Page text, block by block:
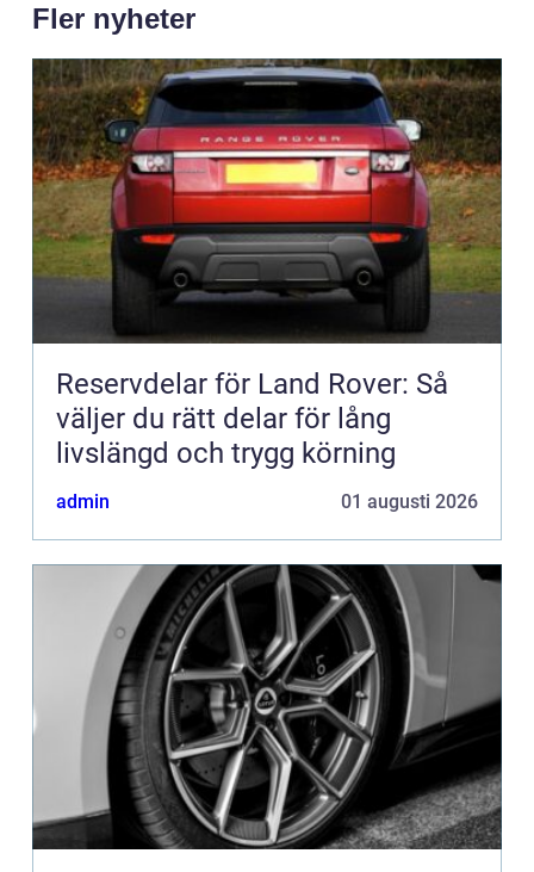
Fler nyheter
Reservdelar för Land Rover: Så
väljer du rätt delar för lång
livslängd och trygg körning
admin 01 augusti 2026